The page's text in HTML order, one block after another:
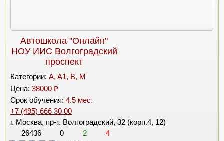
Автошкола "Онлайн"
НОУ ИИС Волгоградский
проспект
Категории: A, A1, B, M
Цена: 38000 ₽
Срок обучения: 4.5 мес.
+7 (495) 666 30 00
г. Москва, пр-т. Волгоградский, 32 (корп.4, 12)
26436
0 2
4